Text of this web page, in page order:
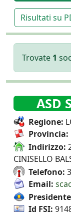
Risultati su
Trovate 1
ASD
Regione:
Provincia:
Indirizzo:
CINISELLO
Telefono:
Email:
Id FSI: